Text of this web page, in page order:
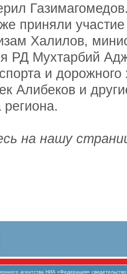
приняли
Халилов,
РД Мухтарбий
и дорожного
Алибеков и
региона.
на нашу
агентства НИА «Федерация»